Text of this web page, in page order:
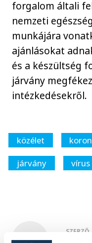
forgalom általi
nemzeti
munkájára
ajánlásokat
és a készültség
járvány
intézkedésekről.
közélet
járvány
vírus
SZERZŐ